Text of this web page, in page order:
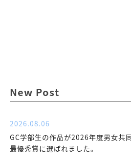
New Post
2026.08.06
GC学部生の作品が2026年度男女共
最優秀賞に選ばれました。